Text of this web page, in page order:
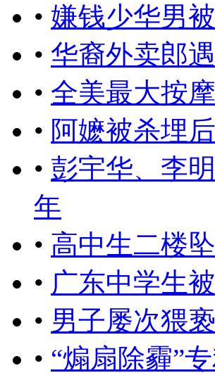
• 嫌钱少华男
• 华裔外卖郎
• 全美最大按
• 阿嬷被杀埋
• 彭宇华、李
年
• 高中生二楼
• 广东中学生
• 男子屡次猥
• “煽扇除霾”